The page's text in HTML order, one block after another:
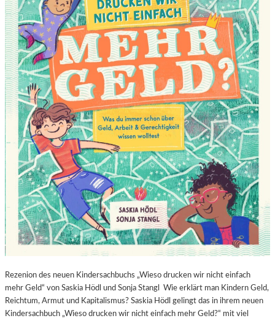
Rezenion des neuen Kindersachbuchs „Wieso drucken wir nicht einfach
mehr Geld“ von Saskia Hödl und Sonja Stangl Wie erklärt man Kindern Geld,
Reichtum, Armut und Kapitalismus? Saskia Hödl gelingt das in ihrem neuen
Kindersachbuch „Wieso drucken wir nicht einfach mehr Geld?“ mit viel